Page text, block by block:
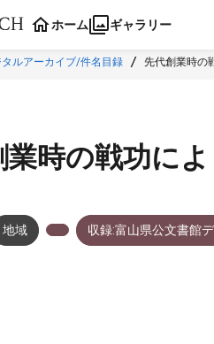
ホーム ギャラリー
ルアーカイブ/件名目録 先代創業時の
業時の戦功に
地域 収録:富山県公文書館